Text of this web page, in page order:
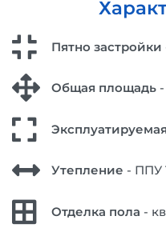
Пятно застройки
Общая площадь-
Утепление - ППУ
Отделка пола -